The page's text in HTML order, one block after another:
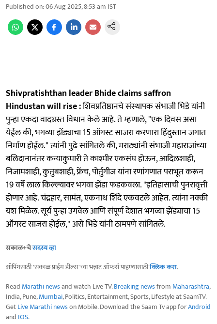
Published on:06 Aug 2025, 8:53 am IST
Shivpratishthan leader Bhide claims saffron
Hindustan will rise :शिवप्रतिष्ठानचे संस्थापक संभाजी भिडे यांनी
पुन्हा एकदा वादग्रस्त विधान केले आहे. ते म्हणाले, "एक दिवस असा
येईल की, भगव्या झेंड्याचा 15 ऑगस्ट साजरा करणारा हिंदुस्तान जगात
निर्माण होईल." त्यांनी पुढे सांगितले की, मराठ्यांनी संभाजी महाराजांच्या
बलिदानानंतर कन्याकुमारी ते काश्मीर एकसंघ होऊन, आदिलशाही,
निजामशाही, कुतुबशाही, फ्रेंच, पोर्तुगीज यांना रणांगणात पराभूत करून
19 वर्षे लाल किल्ल्यावर भगवा झेंडा फडकवला. "इतिहासाची पुनरावृत्ती
होणार आहे. चंद्रहार, सामंत, एकनाथ शिंदे एकवटले आहेत. त्यांना नक्की
यश मिळेल. सूर्य पुन्हा उगवेल आणि संपूर्ण देशात भगव्या झेंड्याचा 15
ऑगस्ट साजरा होईल," असे भिडे यांनी ठामपणे सांगितले.
सकाळ+चेसदस्य व्हा
शॉपिंगसाठी 'सकाळ प्राईम डील्स'च्या भन्नाट ऑफर्स पाहण्यासाठीक्लिक करा.
Read Marathi newsand watch Live TV.Breaking newsfrom Maharashtra,
India, Pune,Mumbai, Politics, Entertainment, Sports, Lifestyle at SaamTV.
GetLive Marathi newson Mobile. Download the Saam Tv app forAndroid
and IOS.